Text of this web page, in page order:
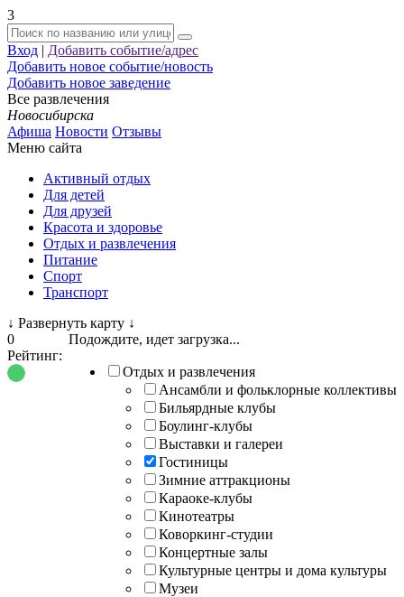
3
Вход | Добавить событие/адрес
Добавить новое событие/новость
Добавить новое заведение
Все развлечения
Новосибирска
Афиша Новости Отзывы
Меню сайта
Активный отдых
Для детей
Для друзей
Красота и здоровье
Отдых и развлечения
Питание
Спорт
Транспорт
↓ Развернуть карту ↓
Подождите, идет загрузка...
Отдых и развлечения
Ансамбли и фольклорные коллективы
Бильярдные клубы
Боулинг-клубы
Выставки и галереи
Гостиницы
Зимние аттракционы
Караоке-клубы
Кинотеатры
Коворкинг-студии
Концертные залы
Культурные центры и дома культуры
Музеи
0
Рейтинг: